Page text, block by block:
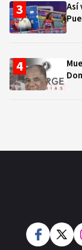
Así